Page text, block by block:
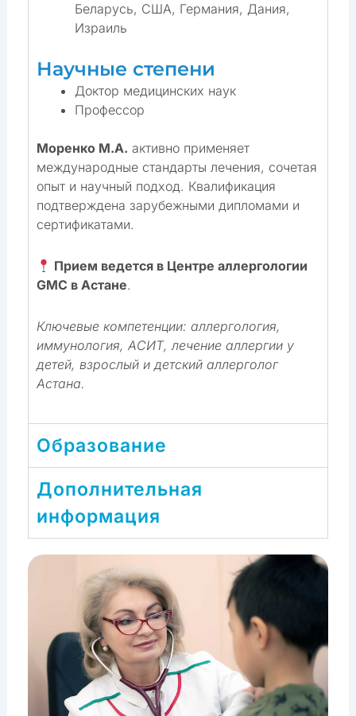
Беларусь, США, Германия, Дания,
Израиль
Научные степени
Доктор медицинских наук
Профессор
Моренко М.А. активно применяет
международные стандарты лечения, сочетая
опыт и научный подход. Квалификация
подтверждена зарубежными дипломами и
сертификатами.
Прием ведется в Центре аллергологии
GMC в Астане.
Ключевые компетенции: аллергология,
иммунология, АСИТ, лечение аллергии у
детей, взрослый и детский аллерголог
Астана.
Образование
Дополнительная
информация